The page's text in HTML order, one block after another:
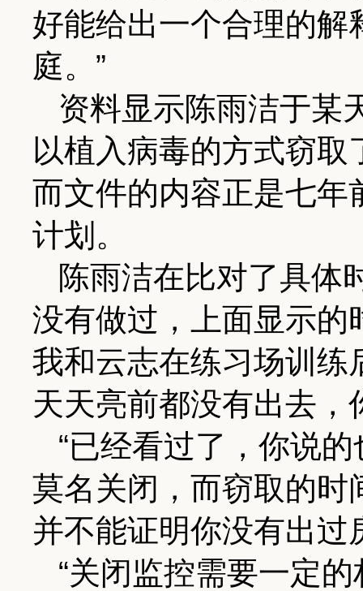
好能给出一个合理的解
庭。”
资料显示陈雨洁于某
以植入病毒的方式窃
而文件的内容正是七年
计划。
陈雨洁在比对了具体
没有做过，上面显示的
我和云志在练习场训练
天天亮前都没有出去，
“已经看过了，你说
莫名关闭，而窃取的时
并不能证明你没有出过
“关闭监控需要一定